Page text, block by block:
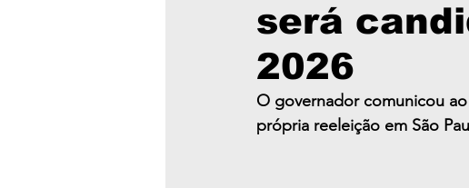
será
2026
O governador comunicou
própria reeleição em São